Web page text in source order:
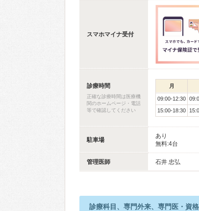
スマホマイナ受付
診療時間
正確な診療時間は医療機
関のホームページ・電話
等で確認してください
月
09:00-12:30
15:00-18:30
駐車場
あり
無料:4台
管理医師 石井 忠弘
診療科目、専門外来、専門医・資格